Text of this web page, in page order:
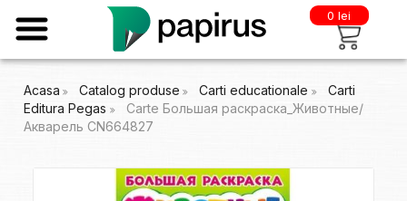
0 lei
Acasa Catalog produse Carti educationale
Carti
Editura Pegas
Carte Большая раскраска_Животные/
Акварель CN664827